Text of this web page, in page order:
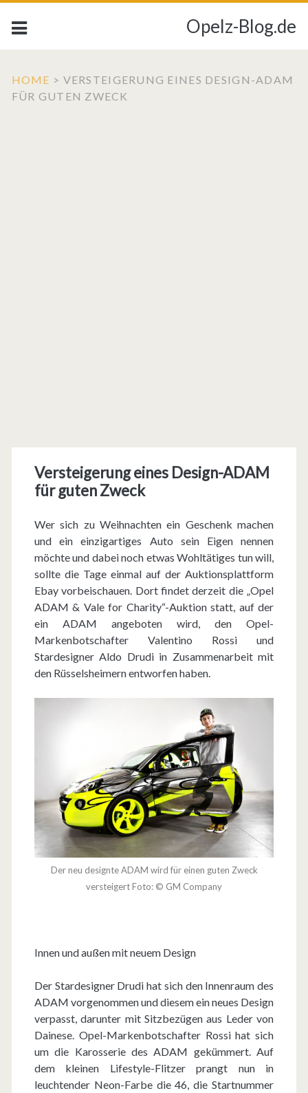
Opelz-Blog.de
HOME > VERSTEIGERUNG EINES DESIGN-ADAM
FÜR GUTEN ZWECK
Versteigerung eines Design-ADAM
für guten Zweck
Wer sich zu Weihnachten ein Geschenk machen
und ein einzigartiges Auto sein Eigen nennen
möchte und dabei noch etwas Wohltätiges tun will,
sollte die Tage einmal auf der Auktionsplattform
Ebay vorbeischauen. Dort findet derzeit die „Opel
ADAM & Vale for Charity“-Auktion statt, auf der
ein ADAM angeboten wird, den Opel-
Markenbotschafter Valentino Rossi und
Stardesigner Aldo Drudi in Zusammenarbeit mit
den Rüsselsheimern entworfen haben.
Der neu designte ADAM wird für einen guten Zweck
versteigert Foto: © GM Company
Innen und außen mit neuem Design
Der Stardesigner Drudi hat sich den Innenraum des
ADAM vorgenommen und diesem ein neues Design
verpasst, darunter mit Sitzbezügen aus Leder von
Dainese. Opel-Markenbotschafter Rossi hat sich
um die Karosserie des ADAM gekümmert. Auf
dem kleinen Lifestyle-Flitzer prangt nun in
leuchtender Neon-Farbe die 46, die Startnummer